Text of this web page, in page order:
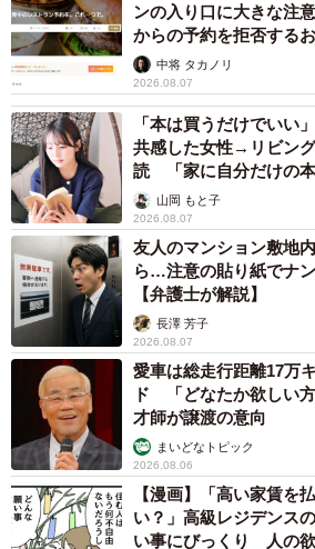
ンの入り口に大きな注
からの予約を拒否する
中将 タカノリ
2026.08.07
「本は買うだけでいい
共感した女性→リビン
読 「家に自分だけの本
山岡 もと子
2026.08.07
友人のマンション敷地
ら…注意の貼り紙でナ
【弁護士が解説】
長澤 芳子
2026.08.07
愛車は総走行距離17万
ド 「どなたか欲しい
才師が譲渡の意向
まいどなトピック
2026.08.06
【漫画】「高い家賃を
い？」高級レジデンス
い事にびっくり 人の